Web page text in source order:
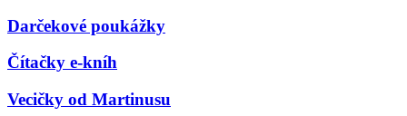
Darčekové poukážky
Čítačky e-kníh
Vecičky od Martinusu